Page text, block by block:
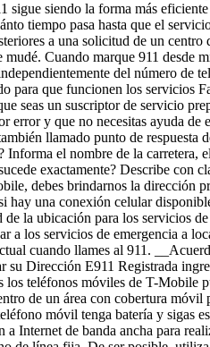
tiempo pasa hasta que el
a una solicitud de un
Cuando marque 911
del número
para que funcionen los servicios
seas un suscriptor de servicio
error y que no necesitas ayuda
llamado punto de
Informa el nombre de la
exactamente? Describe
debes brindarnos la dirección
una conexión celular
la ubicación para los servicios
a los servicios de emergencia a
cuando llames al 911.
su Dirección E911 Registrada
teléfonos móviles de T-Mobile
de un área con cobertura
móvil tenga batería y sigas
Internet de banda ancha para